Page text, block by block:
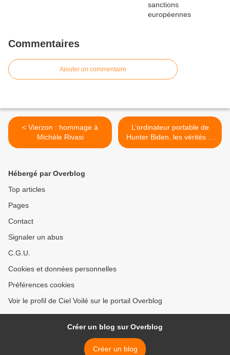
Commentaires
Ajouter un commentaire
< Vierzon : hommage à
Michèle Rivasi
L’ordinateur portable de
Hunter Biden, les vérités et
les controverses avec
Hébergé par Overblog
Top articles
Pages
Contact
Signaler un abus
C.G.U.
Cookies et données personnelles
Préférences cookies
Voir le profil de Ciel Voilé sur le portail Overblog
Créer un blog sur Overblog
Créer un blog